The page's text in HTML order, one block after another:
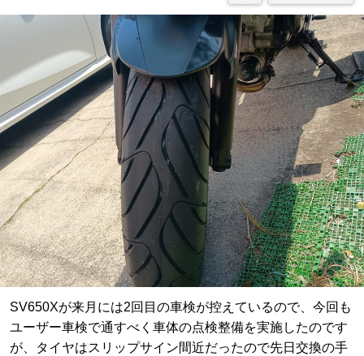
SV650Xが来月には2回目の車検が控えているので、今回も
ユーザー車検で通すべく車体の点検整備を実施したのです
が、タイヤはスリップサイン間近だったので先日交換の手